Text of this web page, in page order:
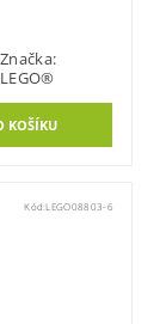
Značka:
LEGO®
Kód:LEGO08803-6